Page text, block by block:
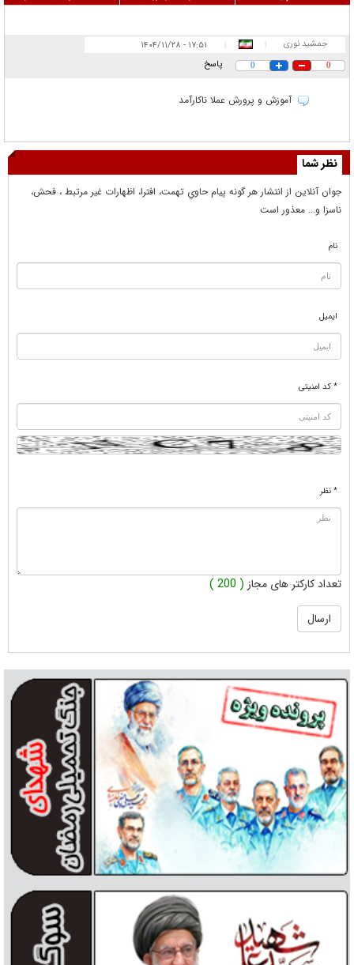
جمشید نوری ۱۷:۵۱ - ۱۴۰۴/۱۱/۲۸
0
0 پاسخ
آموزش و پرورش عملا ناکارآمد
نظر شما
جوان آنلاين از انتشار هر گونه پيام حاوي تهمت، افترا، اظهارات غير مرتبط ، فحش،
ناسزا و... معذور است
نام
ایمیل
* کد امنیتی
* نظر
تعداد کارکتر های مجاز ( 200 )